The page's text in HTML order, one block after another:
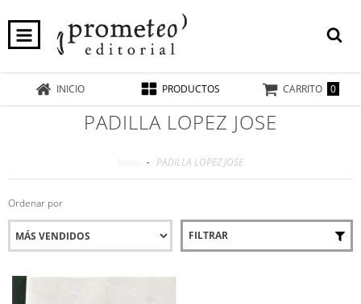
INICIO PRODUCTOS CARRITO 0
PADILLA LOPEZ JOSE
- PADILLA LOPEZ JOSE
Ordenar por
FILTRAR